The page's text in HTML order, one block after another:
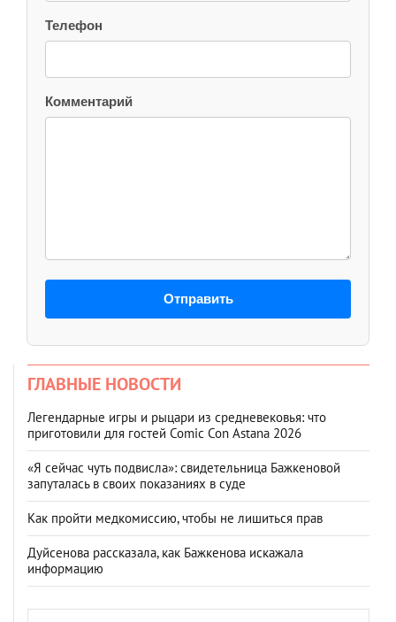
Телефон
Комментарий
Отправить
ГЛАВНЫЕ НОВОСТИ
Легендарные игры и рыцари из средневековья: что
приготовили для гостей Comic Con Astana 2026
«Я сейчас чуть подвисла»: свидетельница Бажкеновой
запуталась в своих показаниях в суде
Как пройти медкомиссию, чтобы не лишиться прав
Дуйсенова рассказала, как Бажкенова искажала
информацию